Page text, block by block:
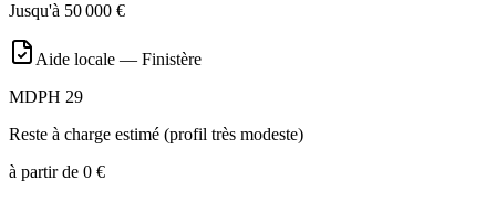
Jusqu'à 50 000 €
Aide locale — Finistère
MDPH 29
Reste à charge estimé (profil très modeste)
à partir de 0 €